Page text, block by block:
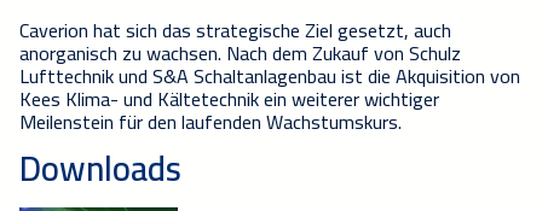
Caverion hat sich das strategische Ziel gesetzt, auch
anorganisch zu wachsen. Nach dem Zukauf von Schulz
Lufttechnik und S&A Schaltanlagenbau ist die Akquisition von
Kees Klima- und Kältetechnik ein weiterer wichtiger
Meilenstein für den laufenden Wachstumskurs.
Downloads